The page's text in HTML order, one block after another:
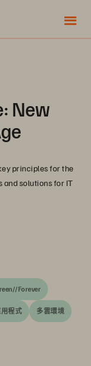
New
principles for the
and solutions for IT
Forever
程式 多雲環境